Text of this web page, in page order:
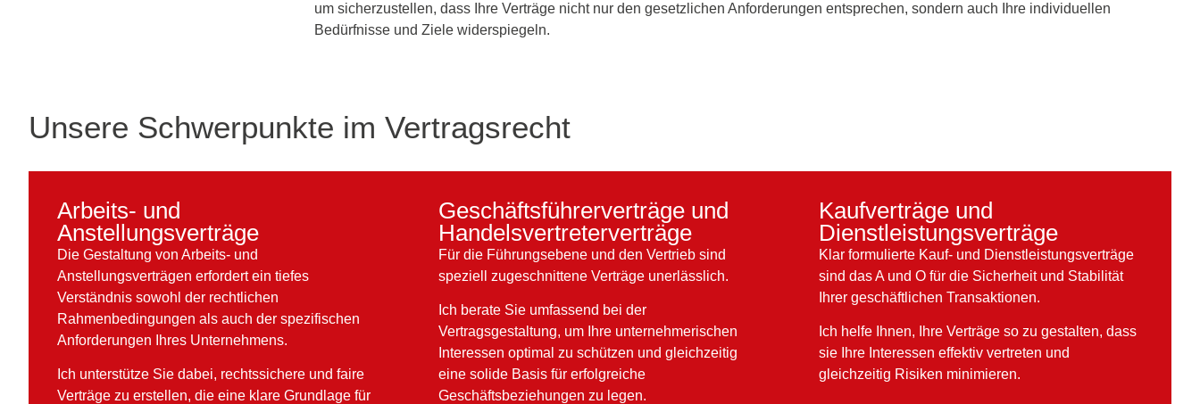
um sicherzustellen, dass Ihre Verträge nicht nur den gesetzlichen Anforderungen entsprechen, sondern auch Ihre individuellen
Bedürfnisse und Ziele widerspiegeln.
Unsere Schwerpunkte im Vertragsrecht
Arbeits- und
Anstellungsverträge
Die Gestaltung von Arbeits- und
Anstellungsverträgen erfordert ein tiefes
Verständnis sowohl der rechtlichen
Rahmenbedingungen als auch der spezifischen
Anforderungen Ihres Unternehmens.
Ich unterstütze Sie dabei, rechtssichere und faire
Verträge zu erstellen, die eine klare Grundlage für
Geschäftsführerverträge und
Handelsvertreterverträge
Für die Führungsebene und den Vertrieb sind
speziell zugeschnittene Verträge unerlässlich.
Ich berate Sie umfassend bei der
Vertragsgestaltung, um Ihre unternehmerischen
Interessen optimal zu schützen und gleichzeitig
eine solide Basis für erfolgreiche
Geschäftsbeziehungen zu legen.
Kaufverträge und
Dienstleistungsverträge
Klar formulierte Kauf- und Dienstleistungsverträge
sind das A und O für die Sicherheit und Stabilität
Ihrer geschäftlichen Transaktionen.
Ich helfe Ihnen, Ihre Verträge so zu gestalten, dass
sie Ihre Interessen effektiv vertreten und
gleichzeitig Risiken minimieren.